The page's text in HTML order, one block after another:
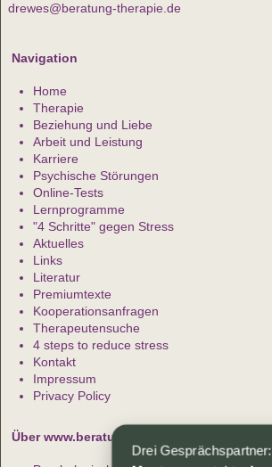
drewes@beratung-therapie.de
Navigation
Home
Therapie
Beziehung und Liebe
Arbeit und Leistung
Karriere
Psychische Störungen
Online-Tests
Lernprogramme
"4 Schritte" gegen Stress
Aktuelles
Links
Literatur
Premiumtexte
Kooperationsanfragen
Therapeutensuche
4 steps to reduce stress
Kontakt
Impressum
Privacy Policy
Über www.beratung-therapie.de
Drei Gesprächspartner: